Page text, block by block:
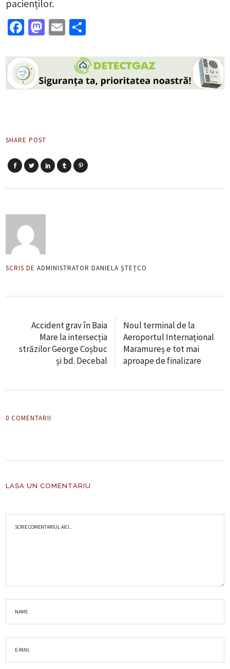
pacienților.
Facebook
Mastodon
Email
SHARE POST
SCRIS DE ADMINISTRATOR DANIELA ȘTEȚCO
Accident grav în Baia
Mare la intersecția
străzilor George Coșbuc
și bd. Decebal
Noul terminal de la
Aeroportul Internațional
Maramureș e tot mai
aproape de finalizare
0 COMENTARII
LASA UN COMENTARIU